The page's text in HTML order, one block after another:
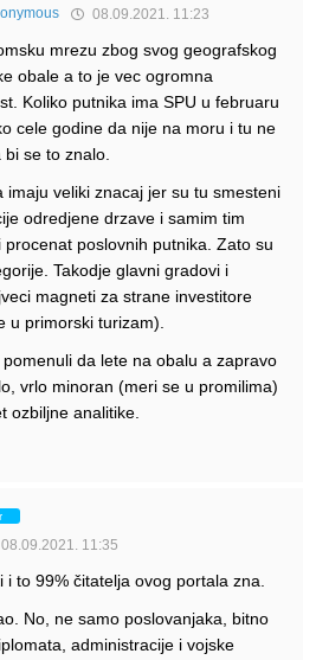
08.09.2021. 11:23
mrezu zbog svog geografskog
obale a to je vec ogromna
Koliko putnika ima SPU u februaru
cele godine da nije na moru i tu ne
se to znalo.
imaju veliki znacaj jer su tu smesteni
odredjene drzave i samim tim
poslovnih putnika. Zato su
Takodje glavni gradovi i
magneti za strane investitore
u primorski turizam).
da lete na obalu a zapravo
vrlo minoran (meri se u promilima)
ozbiljne analitike.
08.09.2021. 11:35
i to 99% čitatelja ovog portala zna.
No, ne samo poslovanjaka, bitno
administracije i vojske